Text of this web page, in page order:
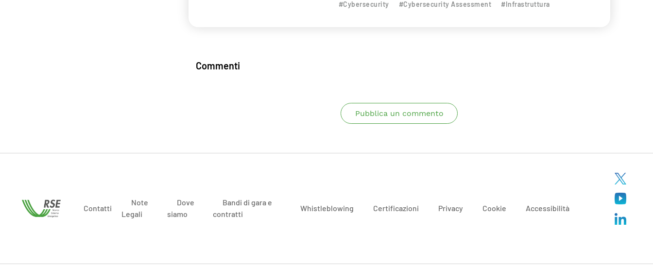
#Cybersecurity #Cybersecurity Assessment #Infrastruttura
Commenti
Pubblica un commento
Contatti
Note
Legali
Dove
siamo
Bandi di gara e
contratti
Whistleblowing Certificazioni Privacy Cookie Accessibilità